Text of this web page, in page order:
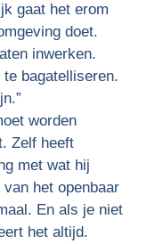
gaat het erom
doet.
inwerken.
bagatelliseren.
worden
Zelf heeft
met wat hij
het openbaar
En als je niet
het altijd.